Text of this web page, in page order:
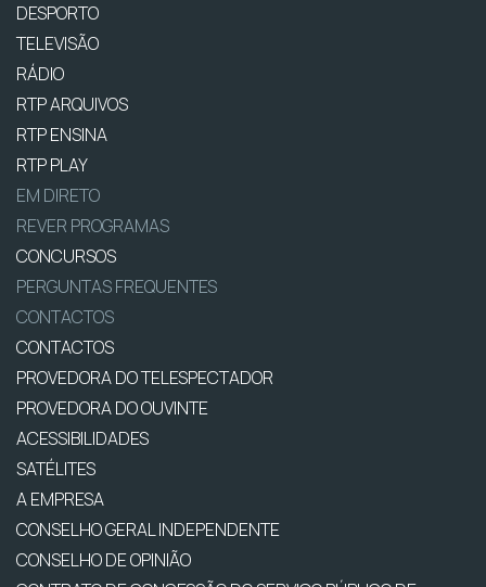
DESPORTO
TELEVISÃO
RÁDIO
RTP ARQUIVOS
RTP ENSINA
RTP PLAY
EM DIRETO
REVER PROGRAMAS
CONCURSOS
PERGUNTAS FREQUENTES
CONTACTOS
CONTACTOS
PROVEDORA DO TELESPECTADOR
PROVEDORA DO OUVINTE
ACESSIBILIDADES
SATÉLITES
A EMPRESA
CONSELHO GERAL INDEPENDENTE
CONSELHO DE OPINIÃO